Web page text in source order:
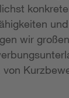
wir